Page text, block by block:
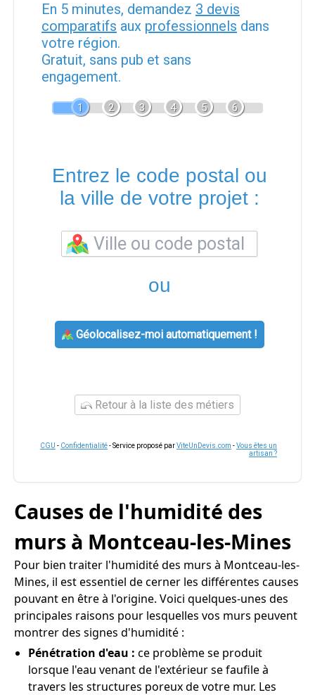
En 5 minutes, demandez 3 devis
comparatifs aux professionnels dans
votre région.
Gratuit, sans pub et sans
engagement.
1 2 3 4 5 6
Entrez le code postal ou
la ville de votre projet :
ou
Géolocalisez-moi automatiquement !
Retour à la liste des métiers
CGU - Confidentialité- Service proposé parViteUnDevis.com -Vous êtes un
artisan ?
Causes de l'humidité des
murs à Montceau-les-Mines
Pour bien traiter l'humidité des murs à Montceau-les-
Mines, il est essentiel de cerner les différentes causes
pouvant en être à l'origine. Voici quelques-unes des
principales raisons pour lesquelles vos murs peuvent
montrer des signes d'humidité :
Pénétration d'eau : ce problème se produit
lorsque l'eau venant de l'extérieur se faufile à
travers les structures poreux de votre mur. Les